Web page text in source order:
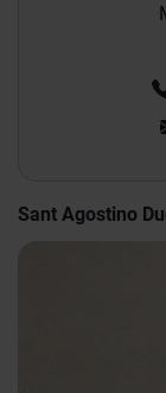
Sant Agostino